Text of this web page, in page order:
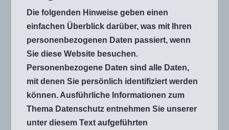
Die folgenden Hinweise geben einen
einfachen Überblick darüber, was mit Ihren
personenbezogenen Daten passiert, wenn
Sie diese Website besuchen.
Personenbezogene Daten sind alle Daten,
mit denen Sie persönlich identifiziert werden
können. Ausführliche Informationen zum
Thema Datenschutz entnehmen Sie unserer
unter diesem Text aufgeführten